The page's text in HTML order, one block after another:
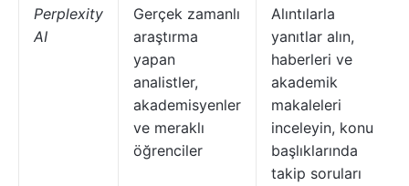
Perplexity
AI
Gerçek zamanlı
araştırma
yapan
analistler,
akademisyenler
ve meraklı
öğrenciler
Alıntılarla
yanıtlar alın,
haberleri ve
akademik
makaleleri
inceleyin, konu
başlıklarında
takip soruları